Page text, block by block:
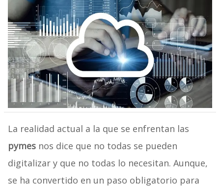
La realidad actual a la que se enfrentan las
pymes nos dice que no todas se pueden
digitalizar y que no todas lo necesitan. Aunque,
se ha convertido en un paso obligatorio para